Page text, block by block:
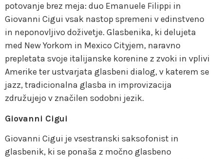
potovanje brez meja: duo Emanuele Filippi in
Giovanni Cigui vsak nastop spremeni v edinstveno
in neponovljivo doživetje. Glasbenika, ki delujeta
med New Yorkom in Mexico Cityjem, naravno
prepletata svoje italijanske korenine z zvoki in vplivi
Amerike ter ustvarjata glasbeni dialog, v katerem se
jazz, tradicionalna glasba in improvizacija
združujejo v značilen sodobni jezik.
Giovanni Cigui
Giovanni Cigui je vsestranski saksofonist in
glasbenik, ki se ponaša z močno glasbeno